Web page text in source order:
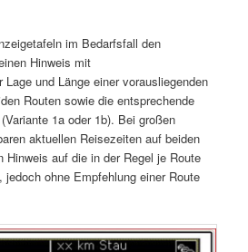
im Bedarfsfall den
Hinweis mit
und Länge einer vorausliegenden
Routen sowie die entsprechende
1a oder 1b). Bei großen
aktuellen Reisezeiten auf beiden
Hinweis auf die in der Regel je Route
jedoch ohne Empfehlung einer Route